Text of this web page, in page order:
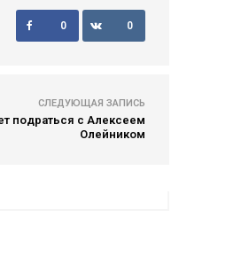
0 0
СЛЕДУЮЩАЯ ЗАПИСЬ
подраться с Алексеем
Олейником